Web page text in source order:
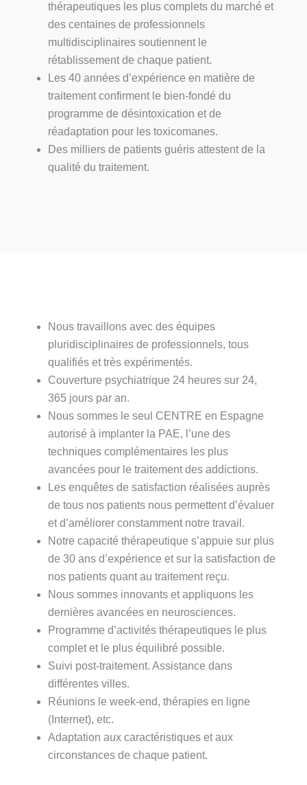
thérapeutiques les plus complets du marché et
des centaines de professionnels
multidisciplinaires soutiennent le
rétablissement de chaque patient.
Les 40 années d’expérience en matière de
traitement confirment le bien-fondé du
programme de désintoxication et de
réadaptation pour les toxicomanes.
Des milliers de patients guéris attestent de la
qualité du traitement.
Nous travaillons avec des équipes
pluridisciplinaires de professionnels, tous
qualifiés et très expérimentés.
Couverture psychiatrique 24 heures sur 24,
365 jours par an.
Nous sommes le seul CENTRE en Espagne
autorisé à implanter la PAE, l’une des
techniques complémentaires les plus
avancées pour le traitement des addictions.
Les enquêtes de satisfaction réalisées auprès
de tous nos patients nous permettent d’évaluer
et d’améliorer constamment notre travail.
Notre capacité thérapeutique s’appuie sur plus
de 30 ans d’expérience et sur la satisfaction de
nos patients quant au traitement reçu.
Nous sommes innovants et appliquons les
dernières avancées en neurosciences.
Programme d’activités thérapeutiques le plus
complet et le plus équilibré possible.
Suivi post-traitement. Assistance dans
différentes villes.
Réunions le week-end, thérapies en ligne
(Internet), etc.
Adaptation aux caractéristiques et aux
circonstances de chaque patient.